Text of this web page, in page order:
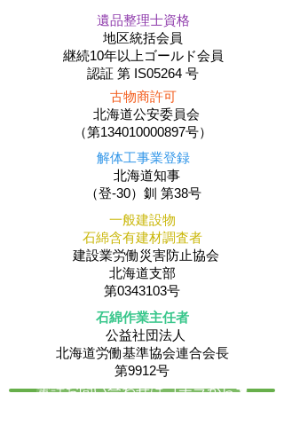
遺品整理士資格
地区統括会員
​継続10年以上ゴールド会員
認証 第 IS05264 号
古物商許可
北海道公安委員会
（第134010000897号）
解体工事業登録
北海道知事
（登-30）釧 第38号
一般建設物
石綿含有建材調査者
建設業労働災害防止協会
北海道支部
第0343103号
石綿作業主任者
公益社団法人
​北海道労働基準協会連合会長
第9912号
電話お問い合わせはコチラから☚